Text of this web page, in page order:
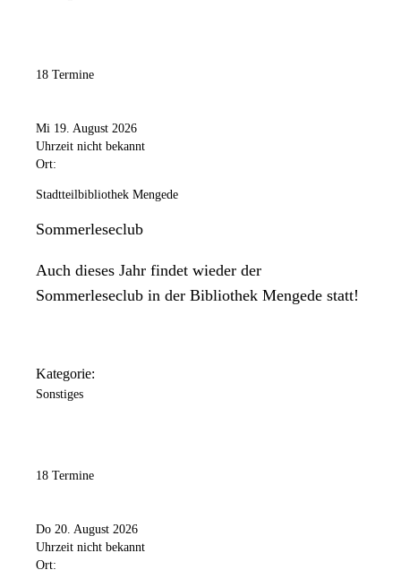
18 Termine
Mi 19. August 2026
Uhrzeit nicht bekannt
Ort:
Stadtteilbibliothek Mengede
Sommerleseclub
Auch dieses Jahr findet wieder der
Sommerleseclub in der Bibliothek Mengede statt!
Kategorie:
Sonstiges
18 Termine
Do 20. August 2026
Uhrzeit nicht bekannt
Ort: